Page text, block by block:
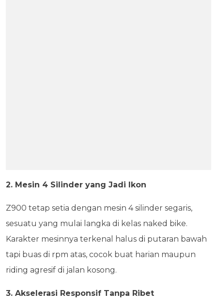
2. Mesin 4 Silinder yang Jadi Ikon
Z900 tetap setia dengan mesin 4 silinder segaris,
sesuatu yang mulai langka di kelas naked bike.
Karakter mesinnya terkenal halus di putaran bawah
tapi buas di rpm atas, cocok buat harian maupun
riding agresif di jalan kosong.
3. Akselerasi Responsif Tanpa Ribet